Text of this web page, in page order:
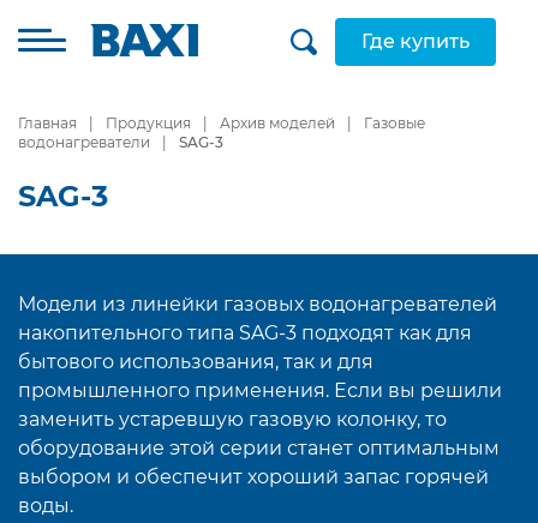
Где купить
Главная Продукция Архив моделей
Газовые
водонагреватели
SAG-3
SAG-3
Модели из линейки газовых водонагревателей
накопительного типа SAG-3 подходят как для
бытового использования, так и для
промышленного применения. Если вы решили
заменить устаревшую газовую колонку, то
оборудование этой серии станет оптимальным
выбором и обеспечит хороший запас горячей
воды.